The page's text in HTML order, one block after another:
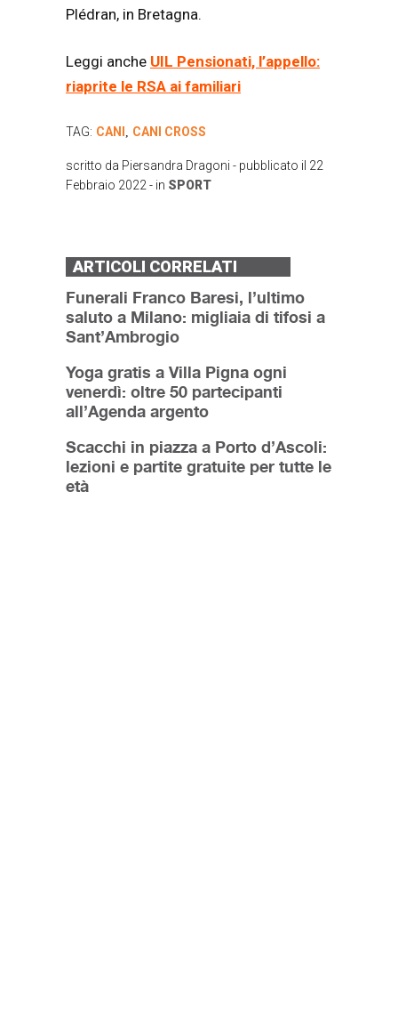
Plédran, in Bretagna.
Leggi anche UIL Pensionati, l’appello:
riaprite le RSA ai familiari
TAG: CANI CANI CROSS
scritto da Piersandra Dragoni - pubblicato il 22
Febbraio 2022 - in SPORT
ARTICOLI CORRELATI
Funerali Franco Baresi, l’ultimo
saluto a Milano: migliaia di tifosi a
Sant’Ambrogio
Yoga gratis a Villa Pigna ogni
venerdì: oltre 50 partecipanti
all’Agenda argento
Scacchi in piazza a Porto d’Ascoli:
lezioni e partite gratuite per tutte le
età